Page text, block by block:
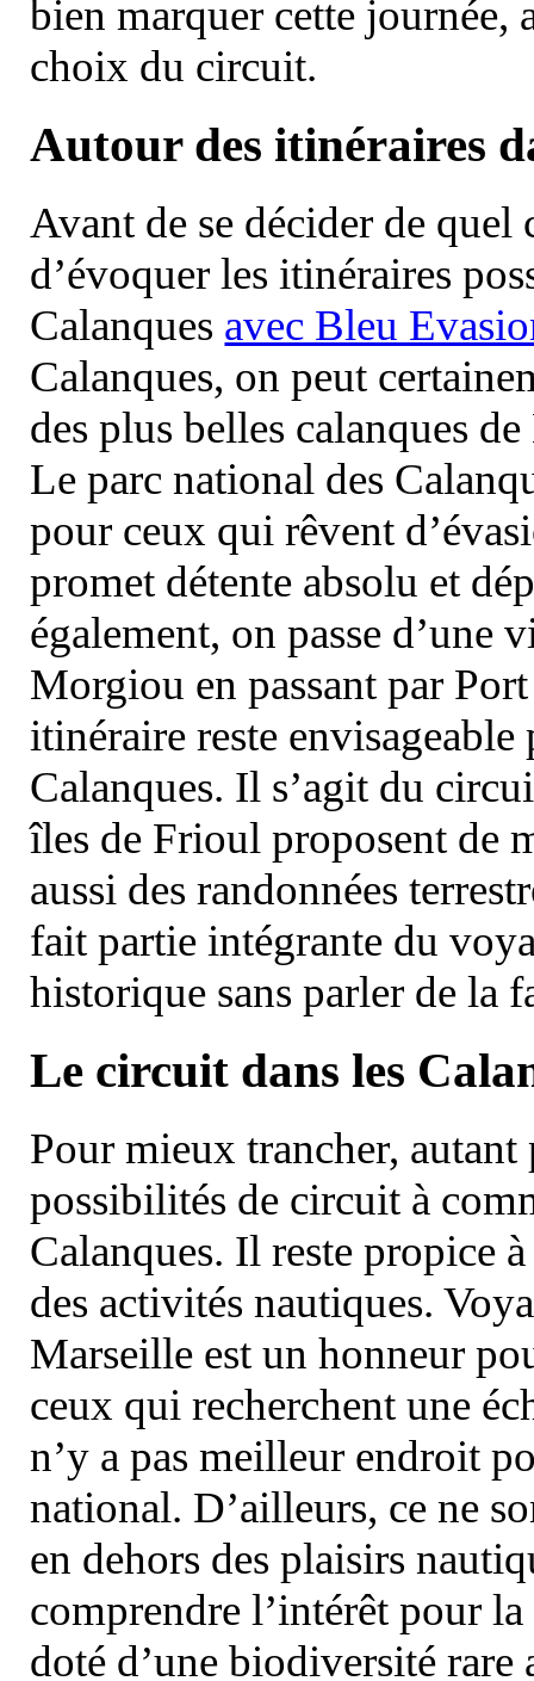
bien marquer cette journée,
choix du circuit.
Autour des itinéraires
Avant de se décider de
d’évoquer les itinéraires
Calanques avec Bleu
Calanques, on peut
des plus belles calanques
Le parc national des
pour ceux qui rêvent
promet détente absolu et
également, on passe d’une
Morgiou en passant par
itinéraire reste
Calanques. Il s’agit du
îles de Frioul proposent de
aussi des randonnées
fait partie intégrante du
historique sans parler de la
Le circuit dans les
Pour mieux trancher, autant
possibilités de circuit à
Calanques. Il reste propice
des activités nautiques.
Marseille est un honneur
ceux qui recherchent une
n’y a pas meilleur endroit
national. D’ailleurs, ce ne
en dehors des plaisirs
comprendre l’intérêt pour
doté d’une biodiversité